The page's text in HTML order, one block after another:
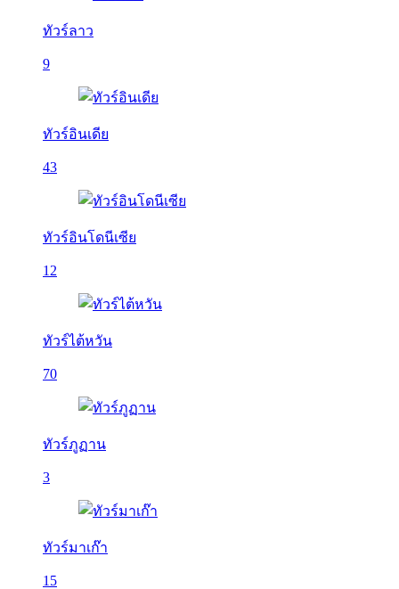
ทัวร์ลาว
9
ทัวร์อินเดีย
43
ทัวร์อินโดนีเซีย
12
ทัวร์ไต้หวัน
70
ทัวร์ภูฏาน
3
ทัวร์มาเก๊า
15